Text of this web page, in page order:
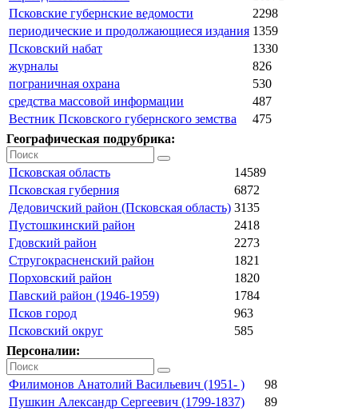
Псковские губернские ведомости
2298
периодические и продолжающиеся издания 1359
Псковский набат
1330
журналы
826
пограничная охрана
530
средства массовой информации
487
Вестник Псковского губернского земства
475
Географическая подрубрика:
Псковская область
14589
Псковская губерния
6872
Дедовичский район (Псковская область) 3135
Пустошкинский район
2418
Гдовский район
2273
Стругокрасненский район
1821
Порховский район
1820
Павский район (1946-1959)
1784
Псков город
963
Псковский округ
585
Персоналии:
Филимонов Анатолий Васильевич (1951- )
98
Пушкин Александр Сергеевич (1799-1837)
89